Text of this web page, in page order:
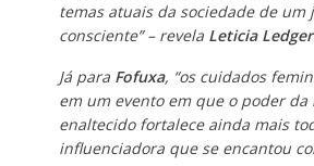
temas atuais da sociedade de um
consciente” – revela Leticia Ledger
Já para Fofuxa, “os cuidados
em um evento em que o poder da
enaltecido fortalece ainda mais
influenciadora que se encantou